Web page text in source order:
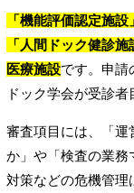
「機能評価認定施
「人間ドック健診
医療施設です。申請
ドック学会が受診者
審査項目には、「運
か」や「検査の業務
対策などの危機管理